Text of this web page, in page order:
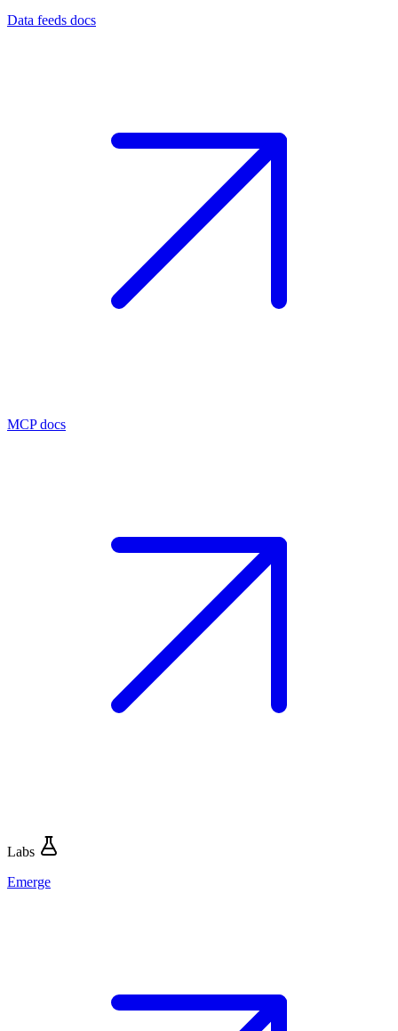
Data feeds docs
MCP docs
Labs
Emerge